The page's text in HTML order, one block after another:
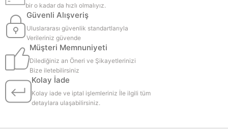
bir o kadar da hızlı olmalıyız.
Güvenli Alışveriş
Uluslararası güvenlik standartlarıyla
Verileriniz güvende
Müşteri Memnuniyeti
Dilediğiniz an Öneri ve Şikayetlerinizi
Bize iletebilirsiniz
Kolay İade
Kolay iade ve iptal işlemleriniz İle ilgili tüm
detaylara ulaşabilirsiniz.